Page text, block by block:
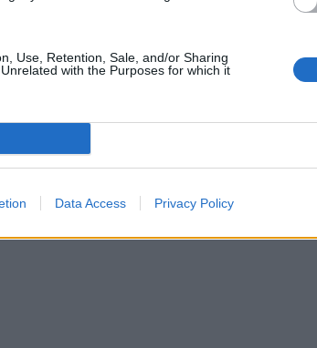
Use, Retention, Sale, and/or Sharing
with the Purposes for which it
Data Access Privacy Policy